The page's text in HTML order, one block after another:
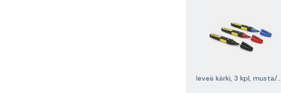
leveä kärki, 3 kpl, musta/punainen/sininen